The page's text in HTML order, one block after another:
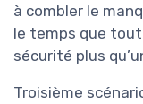
à combler le
le temps que tout
sécurité plus
Troisième